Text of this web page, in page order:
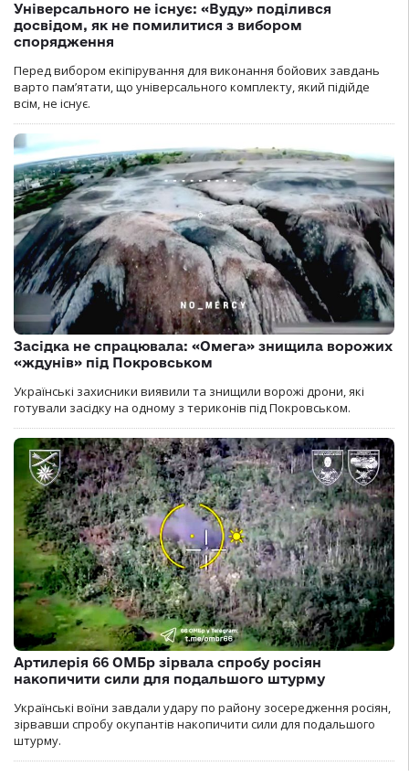
Універсального не існує: «Вуду» поділився
досвідом, як не помилитися з вибором
спорядження
Перед вибором екіпірування для виконання бойових завдань
варто пам’ятати, що універсального комплекту, який підійде
всім, не існує.
Засідка не спрацювала: «Омега» знищила ворожих
«ждунів» під Покровськом
Українські захисники виявили та знищили ворожі дрони, які
готували засідку на одному з териконів під Покровськом.
Артилерія 66 ОМБр зірвала спробу росіян
накопичити сили для подальшого штурму
Українські воїни завдали удару по району зосередження росіян,
зірвавши спробу окупантів накопичити сили для подальшого
штурму.